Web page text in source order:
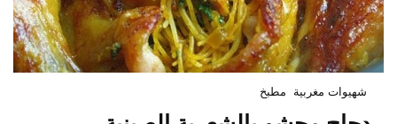
شهيوات مغربية مطبخ